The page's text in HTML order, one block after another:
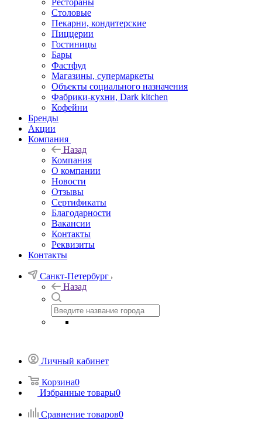
Рестораны
Столовые
Пекарни, кондитерские
Пиццерии
Гостиницы
Бары
Фастфуд
Магазины, супермаркеты
Объекты социального назначения
Фабрики-кухни, Dark kitchen
Кофейни
Бренды
Акции
Компания
Назад
Компания
О компании
Новости
Отзывы
Сертификаты
Благодарности
Вакансии
Контакты
Реквизиты
Контакты
Санкт-Петербург
Назад
Личный кабинет
Корзина0
Избранные товары0
Сравнение товаров0